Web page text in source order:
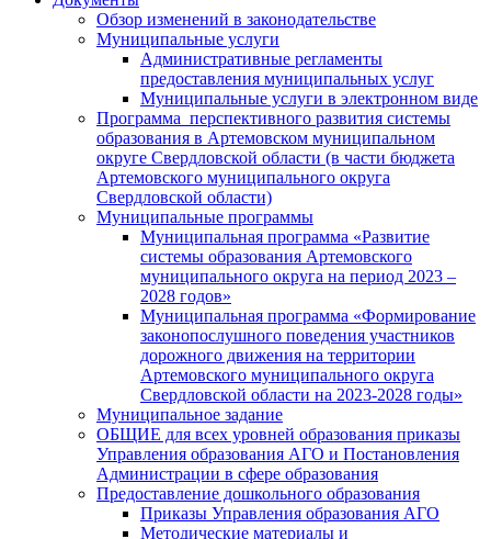
Обзор изменений в законодательстве
Муниципальные услуги
Административные регламенты
предоставления муниципальных услуг
Муниципальные услуги в электронном виде
Программа перспективного развития системы
образования в Артемовском муниципальном
округе Свердловской области (в части бюджета
Артемовского муниципального округа
Свердловской области)
Муниципальные программы
Муниципальная программа «Развитие
системы образования Артемовского
муниципального округа на период 2023 –
2028 годов»
Муниципальная программа «Формирование
законопослушного поведения участников
дорожного движения на территории
Артемовского муниципального округа
Свердловской области на 2023-2028 годы»
Муниципальное задание
ОБЩИЕ для всех уровней образования приказы
Управления образования АГО и Постановления
Администрации в сфере образования
Предоставление дошкольного образования
Приказы Управления образования АГО
Методические материалы и